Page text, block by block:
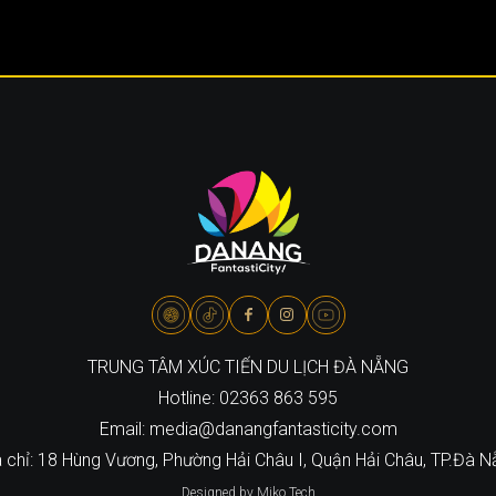
TRUNG TÂM XÚC TIẾN DU LỊCH ĐÀ NẴNG
Hotline: 02363 863 595
Email: media@danangfantasticity.com
18 Hùng Vương, Phường Hải Châu I, Quận Hải Châu, TP.Đà
Designed by Miko Tech